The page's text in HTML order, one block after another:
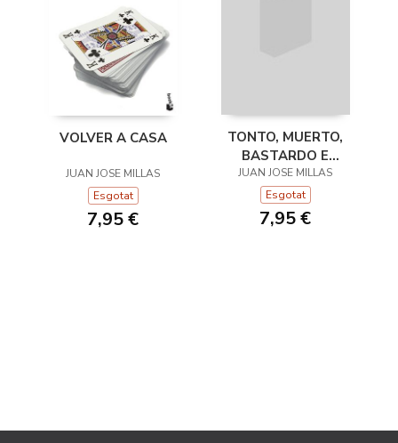
VOLVER A CASA
JUAN JOSE MILLAS
Esgotat
7,95 €
TONTO, MUERTO,
BASTARDO E
INVISIBLE
JUAN JOSE MILLAS
Esgotat
7,95 €